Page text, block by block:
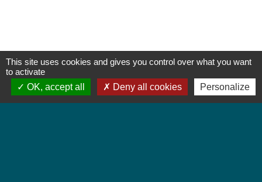
This site uses cookies and gives you control over what you want
to activate
OK, accept all
Deny all cookies Personalize